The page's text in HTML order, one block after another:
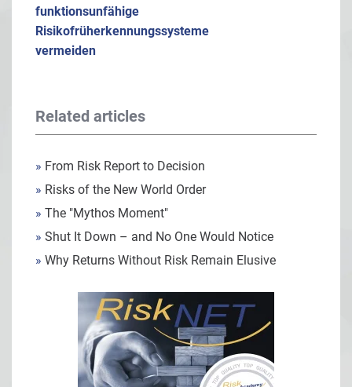
funktionsunfähige
Risikofrüherkennungssysteme
vermeiden
Related articles
» From Risk Report to Decision
» Risks of the New World Order
» The "Mythos Moment"
» Shut It Down – and No One Would Notice
» Why Returns Without Risk Remain Elusive